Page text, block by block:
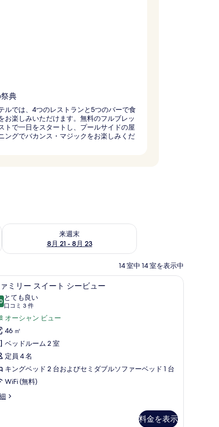
典
ルでは、4つのレストランと5つのバーで食
お楽しみいただけます。無料のフルブレッ
トで一日をスタートし、プールサイドの屋
ングでバカンス・マジックをお楽しみくだ
ク
来週末
8月 21 - 8月 23
来週末 8月 21 - 8月 23 の空室状況をチェック
14 室中 14 室を表示中
ファミリー スイート シービュー | 低刺激性
10ミリー スイート シービュー
点中 8.0
とても良い
口コミ 3 件
(口
コ
ミ
件)
オーシャン ビュー
46 ㎡
ベッドルーム 2 室
定員 4 名
キングベッド 2 台およびセミダブルソファーベッド 1 台
WiFi (無料)
料金を表示